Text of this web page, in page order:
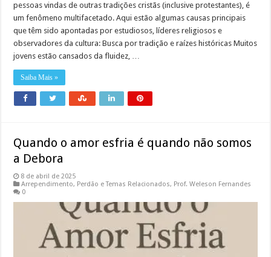
pessoas vindas de outras tradições cristãs (inclusive protestantes), é
um fenômeno multifacetado. Aqui estão algumas causas principais
que têm sido apontadas por estudiosos, líderes religiosos e
observadores da cultura: Busca por tradição e raízes históricas Muitos
jovens estão cansados da fluidez, …
Saiba Mais »
Quando o amor esfria é quando não somos
a Debora
8 de abril de 2025
Arrependimento, Perdão e Temas Relacionados, Prof. Weleson Fernandes
0